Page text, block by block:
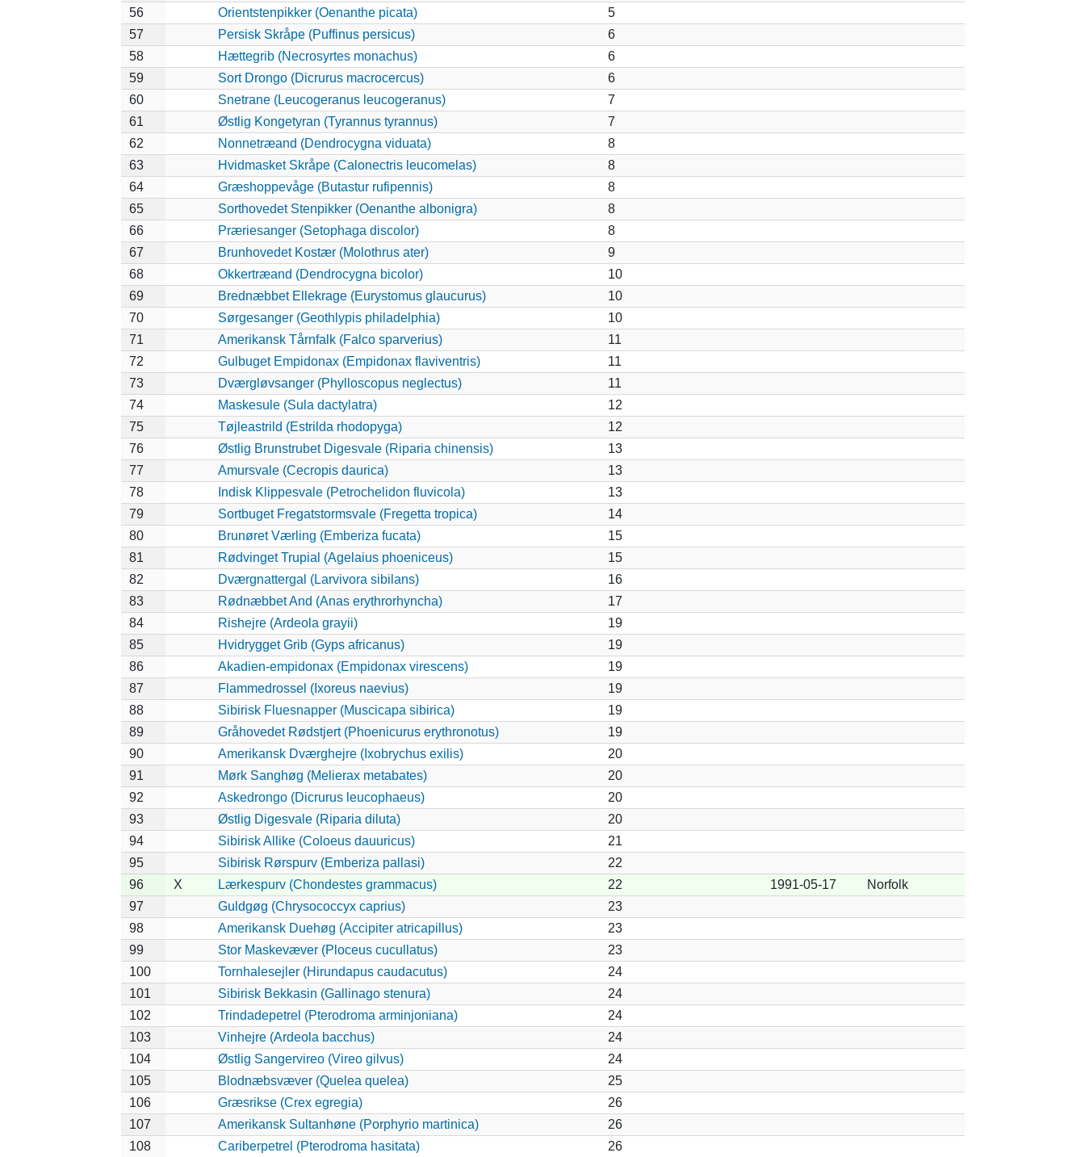
56
Orientstenpikker (Oenanthe picata)
5
57
Persisk Skråpe (Puffinus persicus)
6
58
Hættegrib (Necrosyrtes monachus)
6
59
Sort Drongo (Dicrurus macrocercus)
6
60
Snetrane (Leucogeranus leucogeranus)
7
61
Østlig Kongetyran (Tyrannus tyrannus)
7
62
Nonnetræand (Dendrocygna viduata)
8
63
Hvidmasket Skråpe (Calonectris leucomelas)
8
64
Græshoppevåge (Butastur rufipennis)
8
65
Sorthovedet Stenpikker (Oenanthe albonigra)
8
66
Præriesanger (Setophaga discolor)
8
67
Brunhovedet Kostær (Molothrus ater)
9
68
Okkertræand (Dendrocygna bicolor)
10
69
Brednæbbet Ellekrage (Eurystomus glaucurus)
10
70
Sørgesanger (Geothlypis philadelphia)
10
71
Amerikansk Tårnfalk (Falco sparverius)
11
72
Gulbuget Empidonax (Empidonax flaviventris)
11
73
Dværgløvsanger (Phylloscopus neglectus)
11
74
Maskesule (Sula dactylatra)
12
75
Tøjleastrild (Estrilda rhodopyga)
12
76
Østlig Brunstrubet Digesvale (Riparia chinensis)
13
77
Amursvale (Cecropis daurica)
13
78
Indisk Klippesvale (Petrochelidon fluvicola)
13
79
Sortbuget Fregatstormsvale (Fregetta tropica)
14
80
Brunøret Værling (Emberiza fucata)
15
81
Rødvinget Trupial (Agelaius phoeniceus)
15
82
Dværgnattergal (Larvivora sibilans)
16
83
Rødnæbbet And (Anas erythrorhyncha)
17
84
Rishejre (Ardeola grayii)
19
85
Hvidrygget Grib (Gyps africanus)
19
86
Akadien-empidonax (Empidonax virescens)
19
87
Flammedrossel (Ixoreus naevius)
19
88
Sibirisk Fluesnapper (Muscicapa sibirica)
19
89
Gråhovedet Rødstjert (Phoenicurus erythronotus)
19
90
Amerikansk Dværghejre (Ixobrychus exilis)
20
91
Mørk Sanghøg (Melierax metabates)
20
92
Askedrongo (Dicrurus leucophaeus)
20
93
Østlig Digesvale (Riparia diluta)
20
94
Sibirisk Allike (Coloeus dauuricus)
21
95
Sibirisk Rørspurv (Emberiza pallasi)
22
96
X Lærkespurv (Chondestes grammacus) 22 1991-05-17
Norfolk
97
Guldgøg (Chrysococcyx caprius)
23
98
Amerikansk Duehøg (Accipiter atricapillus)
23
99
Stor Maskevæver (Ploceus cucullatus)
23
100
Tornhalesejler (Hirundapus caudacutus)
24
101
Sibirisk Bekkasin (Gallinago stenura)
24
102
Trindadepetrel (Pterodroma arminjoniana)
24
103
Vinhejre (Ardeola bacchus)
24
104
Østlig Sangervireo (Vireo gilvus)
24
105
Blodnæbsvæver (Quelea quelea)
25
106
Græsrikse (Crex egregia)
26
107
Amerikansk Sultanhøne (Porphyrio martinica)
26
108
Cariberpetrel (Pterodroma hasitata) 26